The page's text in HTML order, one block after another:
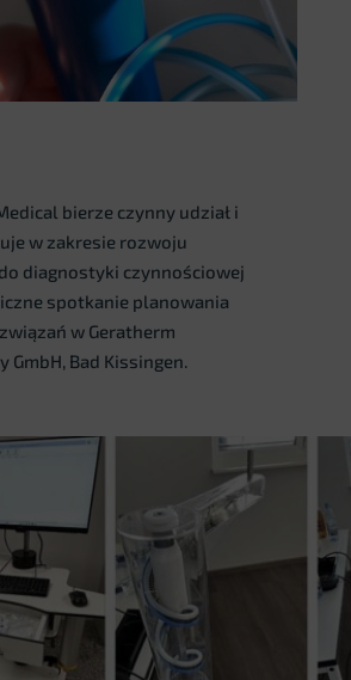
bierze czynny udział i
w zakresie rozwoju
diagnostyki czynnościowej
spotkanie planowania
w Geratherm
GmbH, Bad Kissingen.